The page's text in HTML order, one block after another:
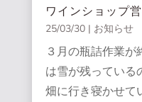
ワインショップ
25/03/30| お知らせ
３月の瓶詰作業
は雪が残っている
畑に行き寝かせて